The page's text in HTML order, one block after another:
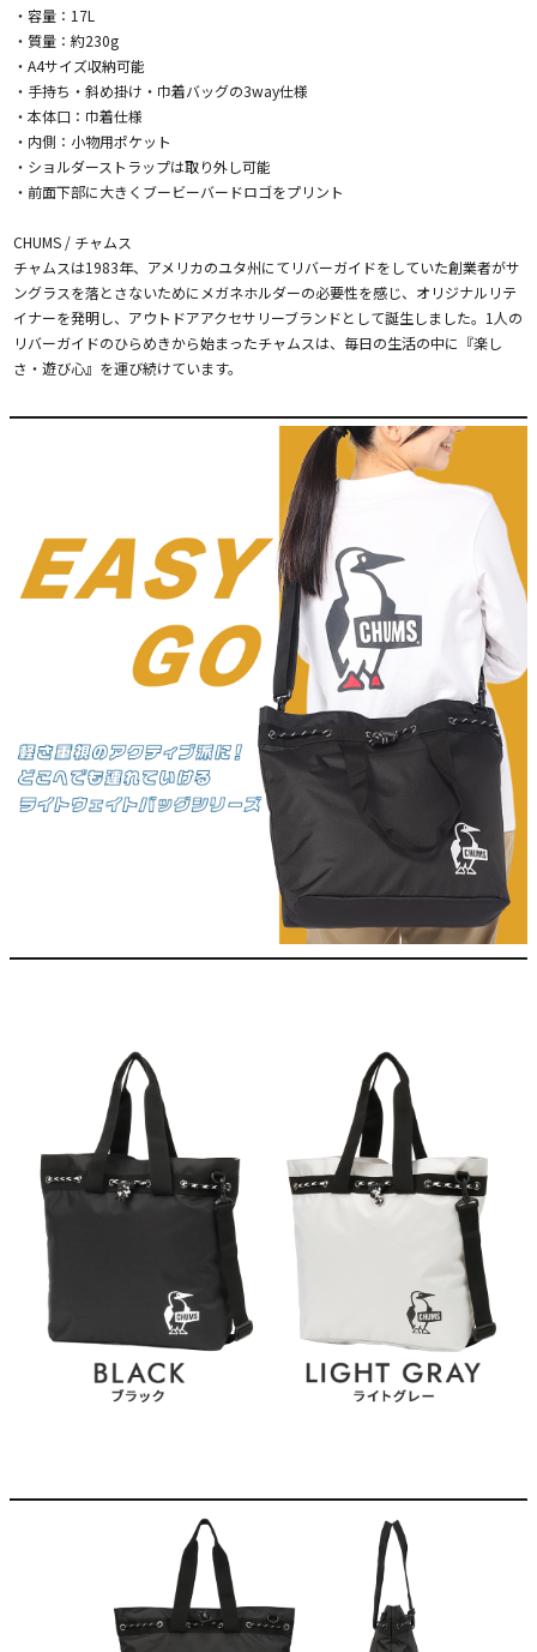
・容量：17L
・質量：約230g
・A4サイズ収納可能
・手持ち・斜め掛け・巾着バッグの3way仕様
・本体口：巾着仕様
・内側：小物用ポケット
・ショルダーストラップは取り外し可能
・前面下部に大きくブービーバードロゴをプリント
CHUMS / チャムス
チャムスは1983年、アメリカのユタ州にてリバーガイドをしていた創業者がサ
ングラスを落とさないためにメガネホルダーの必要性を感じ、オリジナルリテ
イナーを発明し、アウトドアアクセサリーブランドとして誕生しました。1人の
リバーガイドのひらめきから始まったチャムスは、毎日の生活の中に『楽し
さ・遊び心』を運び続けています。